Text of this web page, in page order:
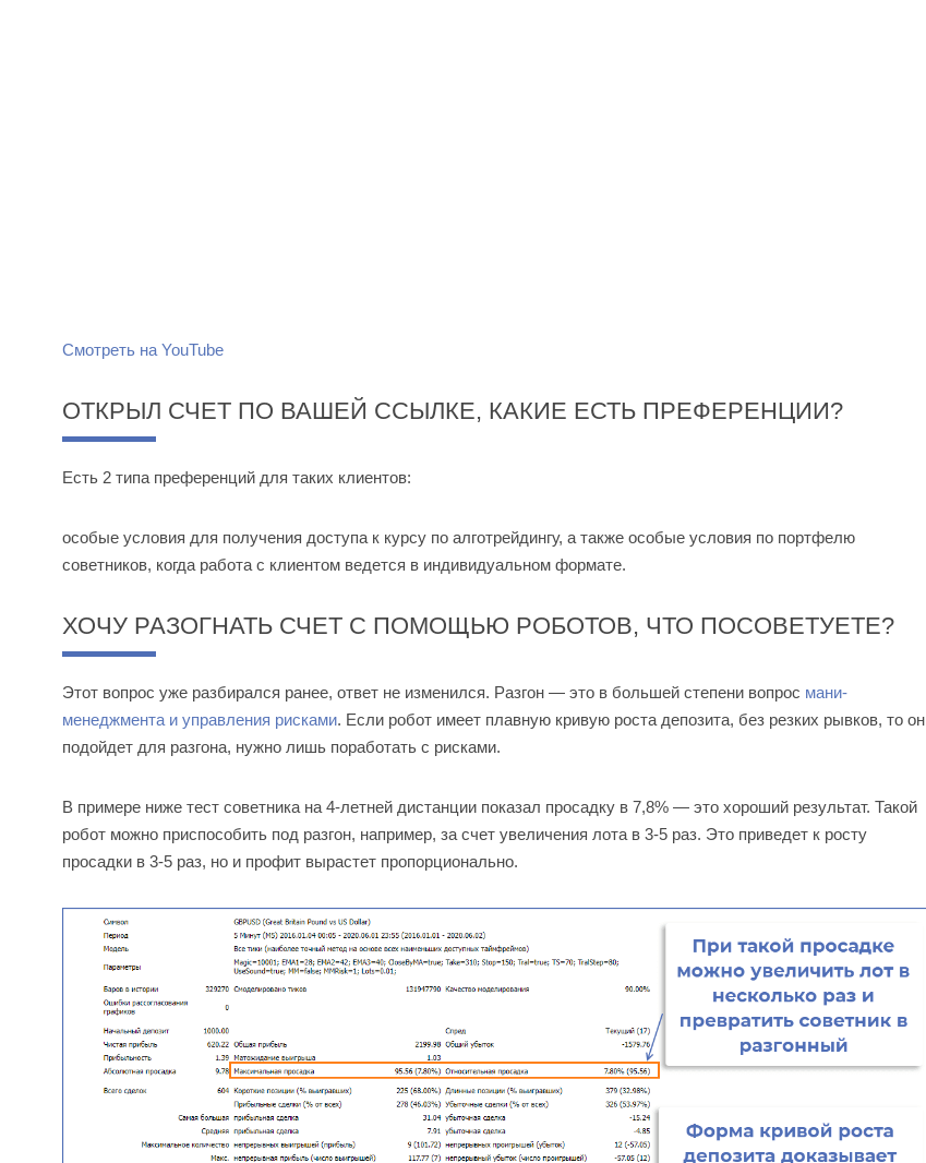
Смотреть на YouTube
ОТКРЫЛ СЧЕТ ПО ВАШЕЙ ССЫЛКЕ, КАКИЕ ЕСТЬ ПРЕФЕРЕНЦИИ?
Есть 2 типа преференций для таких клиентов:
особые условия для получения доступа к курсу по алготрейдингу, а также особые условия по портфелю
советников, когда работа с клиентом ведется в индивидуальном формате.
ХОЧУ РАЗОГНАТЬ СЧЕТ С ПОМОЩЬЮ РОБОТОВ, ЧТО ПОСОВЕТУЕТЕ?
Этот вопрос уже разбирался ранее, ответ не изменился. Разгон — это в большей степени вопрос мани-
менеджмента и управления рисками. Если робот имеет плавную кривую роста депозита, без резких рывков, то он
подойдет для разгона, нужно лишь поработать с рисками.
В примере ниже тест советника на 4-летней дистанции показал просадку в 7,8% — это хороший результат. Такой
робот можно приспособить под разгон, например, за счет увеличения лота в 3-5 раз. Это приведет к росту
просадки в 3-5 раз, но и профит вырастет пропорционально.